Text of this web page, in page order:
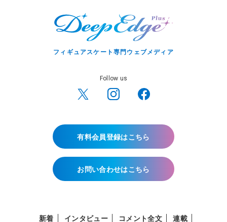
フィギュアスケート専門ウェブメディア
Follow us
有料会員登録はこちら
お問い合わせはこちら
新着 インタビュー コメント全文 連載